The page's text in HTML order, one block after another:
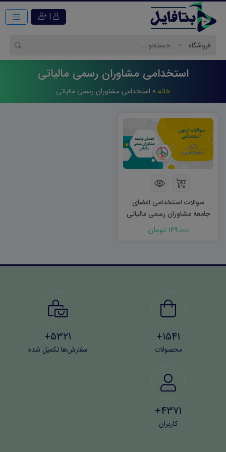
|
استخدامی مشاوران رسمی مالیاتی
خانه » استخدامی مشاوران رسمی مالیاتی
سوالات استخدامی اعضای
جامعه مشاوران رسمی مالیاتی
149,000 تومان
1541+
محصولات
5321+
سفارش‌ها تکمیل شده
4371+
کاربران